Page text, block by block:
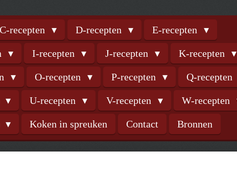
C-recepten D-recepten E-recepten
I-recepten J-recepten K-recepten
O-recepten P-recepten Q-recepten
U-recepten V-recepten W-recepten
Koken in spreuken Contact Bronnen